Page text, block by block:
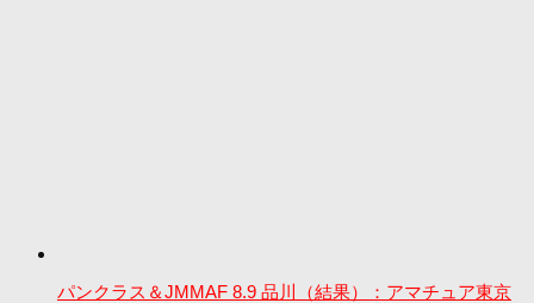
パンクラス＆JMMAF 8.9 品川（結果）：アマチュア東京